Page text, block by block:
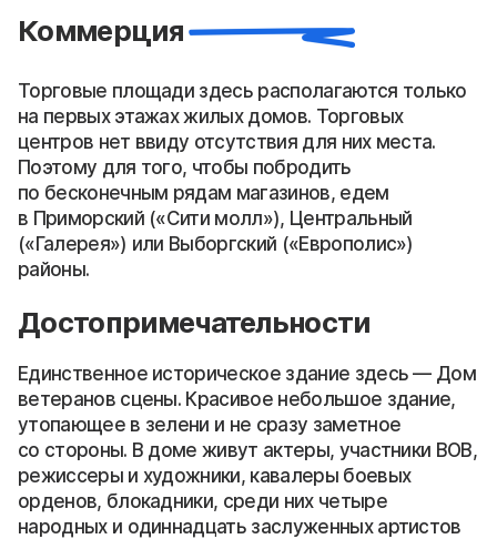
Коммерция
Торговые площади здесь располагаются только
на первых этажах жилых домов. Торговых
центров нет ввиду отсутствия для них места.
Поэтому для того, чтобы побродить
по бесконечным рядам магазинов, едем
в Приморский («Сити молл»), Центральный
(«Галерея») или Выборгский («Европолис»)
районы.
Достопримечательности
Единственное историческое здание здесь — Дом
ветеранов сцены. Красивое небольшое здание,
утопающее в зелени и не сразу заметное
со стороны. В доме живут актеры, участники ВОВ,
режиссеры и художники, кавалеры боевых
орденов, блокадники, среди них четыре
народных и одиннадцать заслуженных артистов